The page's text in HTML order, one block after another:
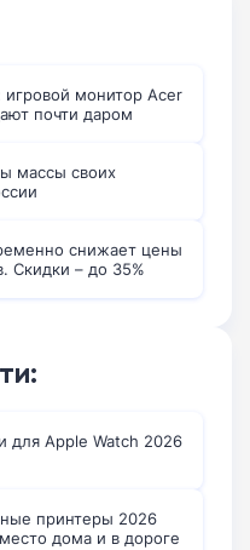
монитор Acer
почти даром
массы своих
снижает цены
Скидки – до 35%
Apple Watch 2026
принтеры 2026
дома и в дороге